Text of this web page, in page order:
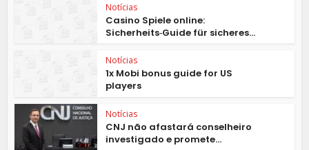
Notícias
Casino Spiele online:
Sicherheits‑Guide für sicheres...
Notícias
1x Mobi bonus guide for US
players
Notícias
CNJ não afastará conselheiro
investigado e promete...